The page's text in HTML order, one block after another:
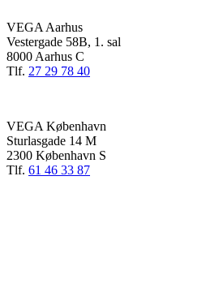
VEGA Aarhus
Vestergade 58B, 1. sal
8000 Aarhus C
Tlf. 27 29 78 40
VEGA København
Sturlasgade 14 M
2300 København S
Tlf. 61 46 33 87